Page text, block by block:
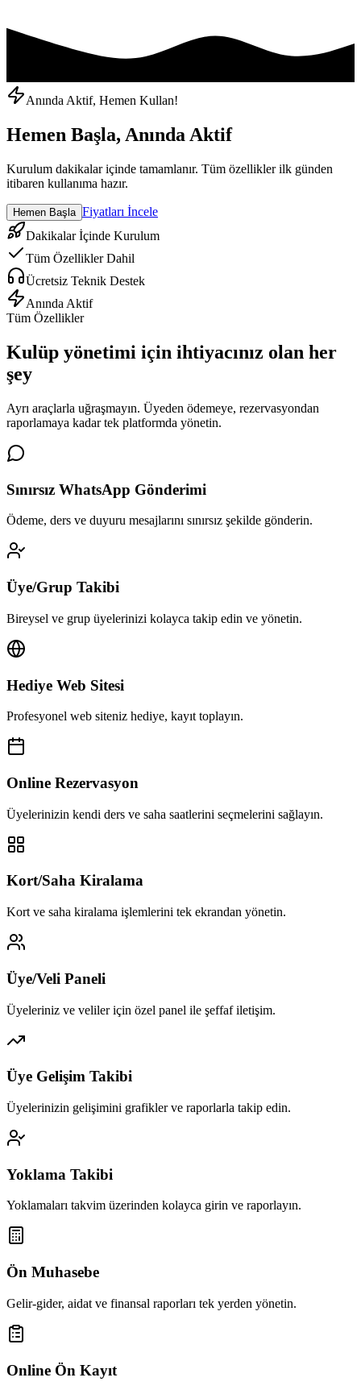
Anında Aktif, Hemen Kullan!
Hemen Başla, Anında Aktif
Kurulum dakikalar içinde tamamlanır. Tüm özellikler ilk günden
itibaren kullanıma hazır.
Hemen Başla Fiyatları İncele
Dakikalar İçinde Kurulum
Tüm Özellikler Dahil
Ücretsiz Teknik Destek
Anında Aktif
Tüm Özellikler
Kulüp yönetimi için ihtiyacınız olan her
şey
Ayrı araçlarla uğraşmayın. Üyeden ödemeye, rezervasyondan
raporlamaya kadar tek platformda yönetin.
Sınırsız WhatsApp Gönderimi
Ödeme, ders ve duyuru mesajlarını sınırsız şekilde gönderin.
Üye/Grup Takibi
Bireysel ve grup üyelerinizi kolayca takip edin ve yönetin.
Hediye Web Sitesi
Profesyonel web siteniz hediye, kayıt toplayın.
Online Rezervasyon
Üyelerinizin kendi ders ve saha saatlerini seçmelerini sağlayın.
Kort/Saha Kiralama
Kort ve saha kiralama işlemlerini tek ekrandan yönetin.
Üye/Veli Paneli
Üyeleriniz ve veliler için özel panel ile şeffaf iletişim.
Üye Gelişim Takibi
Üyelerinizin gelişimini grafikler ve raporlarla takip edin.
Yoklama Takibi
Yoklamaları takvim üzerinden kolayca girin ve raporlayın.
Ön Muhasebe
Gelir-gider, aidat ve finansal raporları tek yerden yönetin.
Online Ön Kayıt